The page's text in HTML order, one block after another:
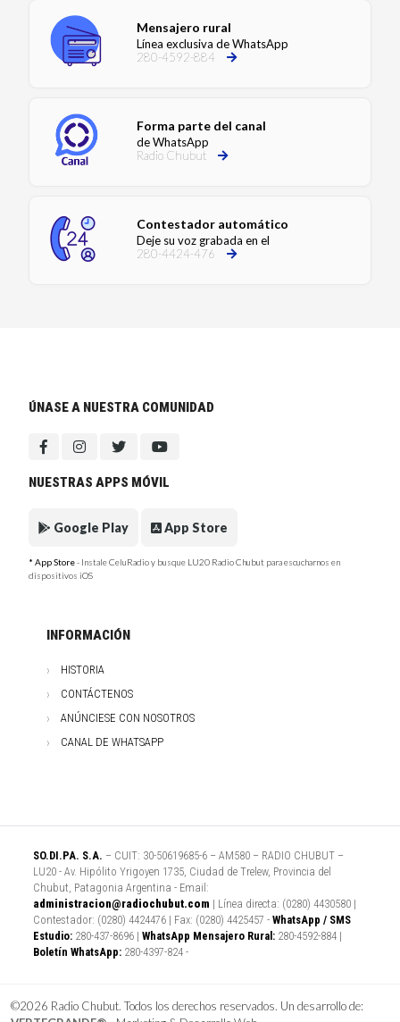
Mensajero rural
Línea exclusiva de WhatsApp
280-4592-884
Forma parte del canal
de WhatsApp
Radio Chubut
Contestador automático
Deje su voz grabada en el
280-4424-476
ÚNASE A NUESTRA COMUNIDAD
NUESTRAS APPS MÓVIL
Google Play App Store
* App Store- Instale CeluRadio y busque LU20 Radio Chubut para escucharnos en
dispositivos iOS
INFORMACIÓN
HISTORIA
CONTÁCTENOS
ANÚNCIESE CON NOSOTROS
CANAL DE WHATSAPP
SO.DI.PA. S.A. – CUIT: 30-50619685-6 – AM580 – RADIO CHUBUT –
LU20 - Av. Hipólito Yrigoyen 1735, Ciudad de Trelew, Provincia del
Chubut, Patagonia Argentina - Email:
administracion@radiochubut.com | Línea directa: (0280) 4430580 |
Contestador: (0280) 4424476 | Fax: (0280) 4425457 - WhatsApp / SMS
Estudio: 280-437-8696 | WhatsApp Mensajero Rural: 280-4592-884 |
Boletín WhatsApp: 280-4397-824 -
©2026 Radio Chubut. Todos los derechos reservados. Un desarrollo de: